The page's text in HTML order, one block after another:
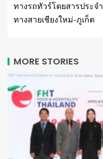
ทางรถทัวร์โดยสารประจำ
ทางสายเชียงใหม่-ภูเก็ต
MORE STORIES